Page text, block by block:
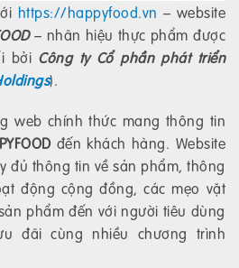
https://happyfood.vn – website
– nhãn hiệu thực phẩm được
bởi Công ty Cổ phần phát triển
).
web chính thức mang thông tin
đến khách hàng. Website
đủ thông tin về sản phẩm, thông
động cộng đồng, các mẹo vặt
phẩm đến với người tiêu dùng
đãi cùng nhiều chương trình